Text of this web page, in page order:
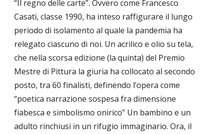
“Il regno delle carte”. Ovvero come Francesco
Casati, classe 1990, ha inteso raffigurare il lungo
periodo di isolamento al quale la pandemia ha
relegato ciascuno di noi. Un acrilico e olio su tela,
che nella scorsa edizione (la quinta) del Premio
Mestre di Pittura la giuria ha collocato al secondo
posto, tra 60 finalisti, definendo l’opera come
“poetica narrazione sospesa fra dimensione
fiabesca e simbolismo onirico” Un bambino e un
adulto rinchiusi in un rifugio immaginario. Ora, il